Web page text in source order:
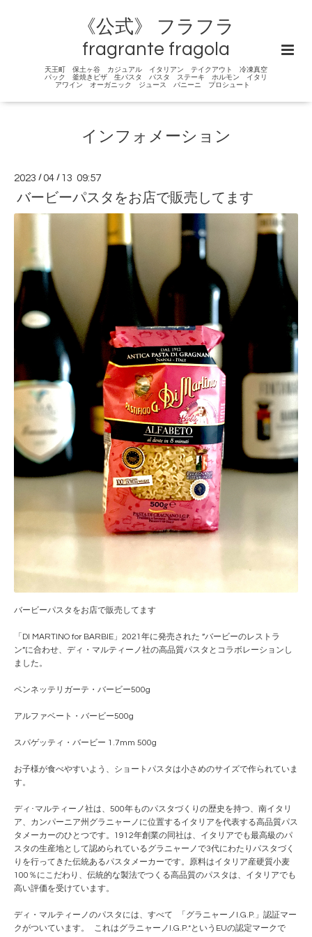
《公式》 フラフラ
fragrante fragola
天王町 保土ヶ谷 カジュアル イタリアン テイクアウト 冷凍真空
パック 釜焼きピザ 生パスタ パスタ ステーキ ホルモン イタリ
アワイン オーガニック ジュース パニーニ プロシュート
インフォメーション
2023 /04 / 13 09:57
バービーパスタをお店で販売してます
バービーパスタをお店で販売してます
「DI MARTINO for BARBIE」2021年に発売された ”バービーのレストラ
ン”に合わせ、ディ・マルティーノ社の高品質パスタとコラボレーションし
ました。
ペンネッテリガーテ・バービー500g
アルファベート・バービー500g
スパゲッティ・バービー 1.7mm 500g
お子様が食べやすいよう、ショートパスタは小さめのサイズで作られていま
す。
ディ･マルティーノ社は、500年ものパスタづくりの歴史を持つ、南イタリ
ア、カンパーニア州グラニャーノに位置するイタリアを代表する高品質パス
タメーカーのひとつです。1912年創業の同社は、イタリアでも最高級のパ
スタの生産地として認められているグラニャーノで3代にわたりパスタづく
りを行ってきた伝統あるパスタメーカーです。原料はイタリア産硬質小麦
100％にこだわり、伝統的な製法でつくる高品質のパスタは、イタリアでも
高い評価を受けています。
ディ・マルティーノのパスタには、すべて 「グラニャーノI.G.P.」認証マー
クがついています。 これはグラニャーノI.G.P.*というEUの認定マークで